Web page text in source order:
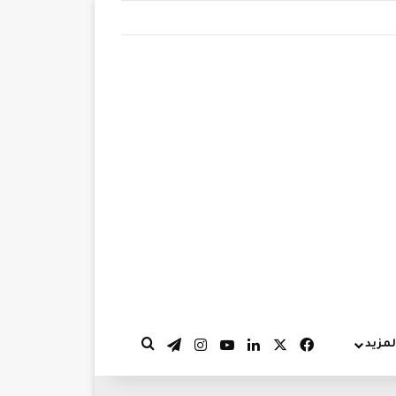
فيسبوك لينكدإن‫YouTubeانستقرام
تيلقرام